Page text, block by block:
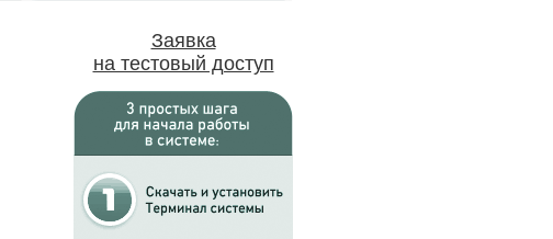
Заявка
на тестовый доступ